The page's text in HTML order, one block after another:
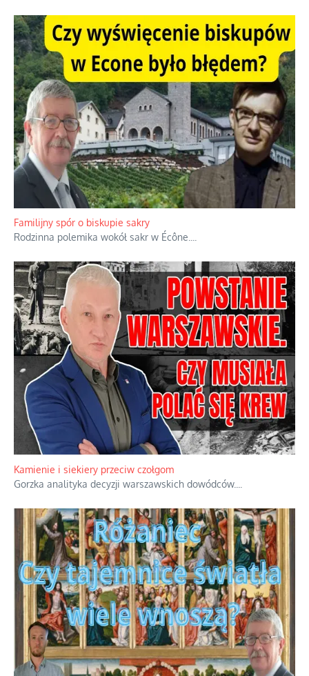
Familijny spór o biskupie sakry
Rodzinna polemika wokół sakr w Écône.
Kamienie i siekiery przeciw czołgom
Gorzka analityka decyzji warszawskich dowódców.